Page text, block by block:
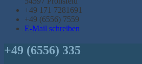
+49 171 7281691
+49 (6556) 7559
E-Mail schreiben
+49 (6556) 335